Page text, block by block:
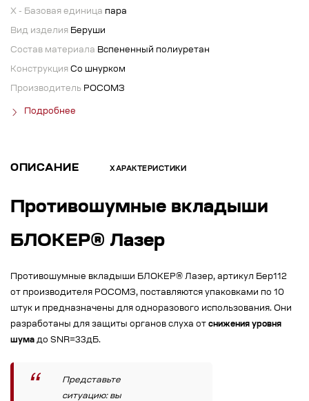
X - Базовая единица пара
Вид изделия Беруши
Состав материала Вспененный полиуретан
Конструкция Со шнурком
Производитель РОСОМЗ
Подробнее
ОПИСАНИЕ ХАРАКТЕРИСТИКИ
Противошумные вкладыши
БЛОКЕР® Лазер
Противошумные вкладыши БЛОКЕР® Лазер, артикул Бер112
от производителя РОСОМЗ, поставляются упаковками по 10
штук и предназначены для одноразового использования. Они
разработаны для защиты органов слуха от снижения уровня
шума до SNR=33дБ.
Представьте
ситуацию: вы